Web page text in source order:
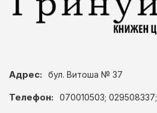
Адрес: бул. Витоша № 37
Телефон: 070010503; 029508337;